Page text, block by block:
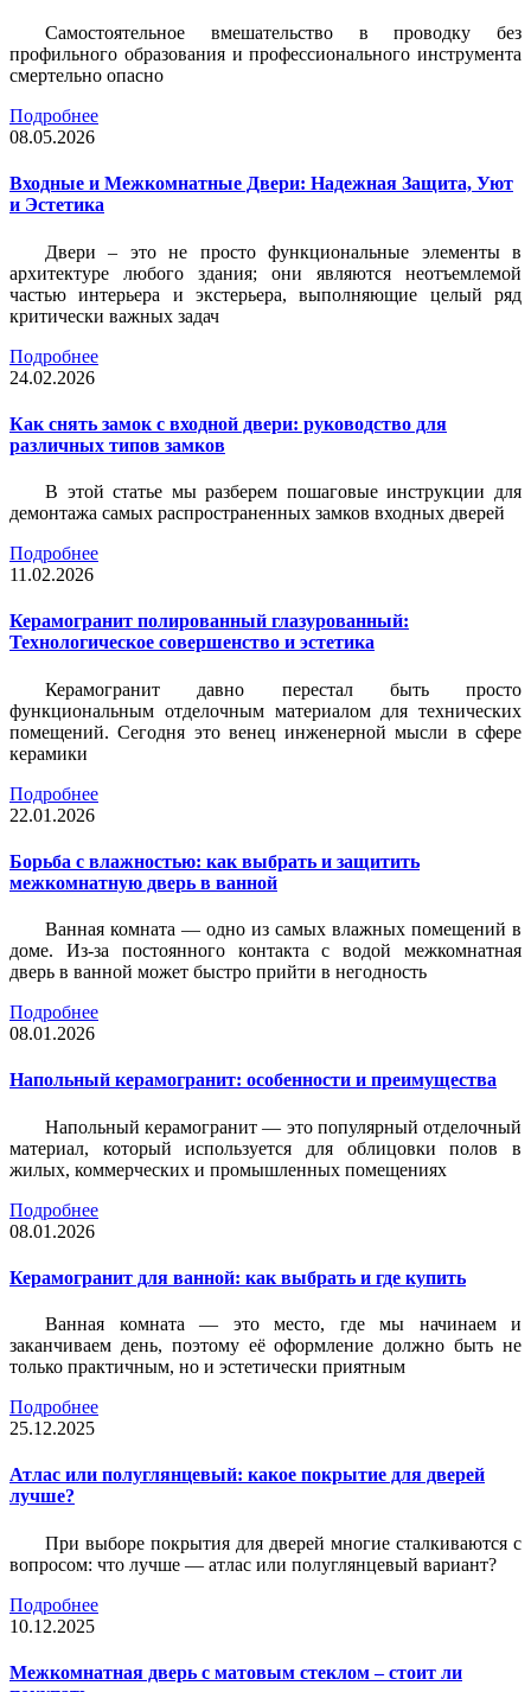
Самостоятельное вмешательство в проводку без
профильного образования и профессионального инструмента
смертельно опасно
Подробнее
08.05.2026
Входные и Межкомнатные Двери: Надежная Защита, Уют
и Эстетика
Двери – это не просто функциональные элементы в
архитектуре любого здания; они являются неотъемлемой
частью интерьера и экстерьера, выполняющие целый ряд
критически важных задач
Подробнее
24.02.2026
Как снять замок с входной двери: руководство для
различных типов замков
В этой статье мы разберем пошаговые инструкции для
демонтажа самых распространенных замков входных дверей
Подробнее
11.02.2026
Керамогранит полированный глазурованный:
Технологическое совершенство и эстетика
Керамогранит давно перестал быть просто
функциональным отделочным материалом для технических
помещений. Сегодня это венец инженерной мысли в сфере
керамики
Подробнее
22.01.2026
Борьба с влажностью: как выбрать и защитить
межкомнатную дверь в ванной
Ванная комната — одно из самых влажных помещений в
доме. Из-за постоянного контакта с водой межкомнатная
дверь в ванной может быстро прийти в негодность
Подробнее
08.01.2026
Напольный керамогранит: особенности и преимущества
Напольный керамогранит — это популярный отделочный
материал, который используется для облицовки полов в
жилых, коммерческих и промышленных помещениях
Подробнее
08.01.2026
Керамогранит для ванной: как выбрать и где купить
Ванная комната — это место, где мы начинаем и
заканчиваем день, поэтому её оформление должно быть не
только практичным, но и эстетически приятным
Подробнее
25.12.2025
Атлас или полуглянцевый: какое покрытие для дверей
лучше?
При выборе покрытия для дверей многие сталкиваются с
вопросом: что лучше — атлас или полуглянцевый вариант?
Подробнее
10.12.2025
Межкомнатная дверь с матовым стеклом – стоит ли